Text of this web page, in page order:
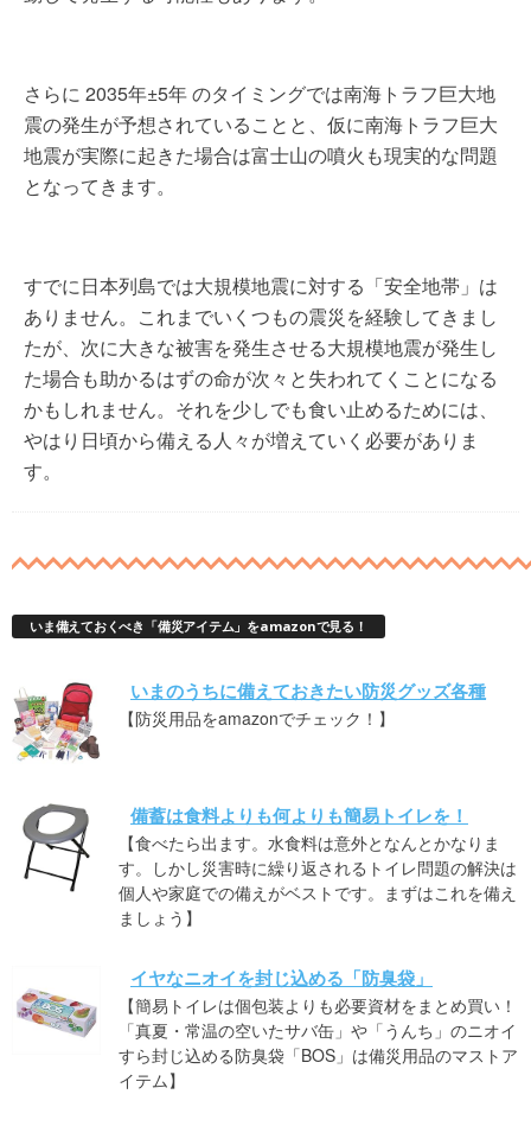
さらに 2035年±5年 のタイミングでは南海トラフ巨大地
震の発生が予想されていることと、仮に南海トラフ巨大
地震が実際に起きた場合は富士山の噴火も現実的な問題
となってきます。
すでに日本列島では大規模地震に対する「安全地帯」は
ありません。これまでいくつもの震災を経験してきまし
たが、次に大きな被害を発生させる大規模地震が発生し
た場合も助かるはずの命が次々と失われてくことになる
かもしれません。それを少しでも食い止めるためには、
やはり日頃から備える人々が増えていく必要がありま
す。
いま備えておくべき「備災アイテム」をamazonで見る！
いまのうちに備えておきたい防災グッズ各種
【防災用品をamazonでチェック！】
備蓄は食料よりも何よりも簡易トイレを！
【食べたら出ます。水食料は意外となんとかなりま
す。しかし災害時に繰り返されるトイレ問題の解決は
個人や家庭での備えがベストです。まずはこれを備え
ましょう】
イヤなニオイを封じ込める「防臭袋」
【簡易トイレは個包装よりも必要資材をまとめ買い！
「真夏・常温の空いたサバ缶」や「うんち」のニオイ
すら封じ込める防臭袋「BOS」は備災用品のマストア
イテム】